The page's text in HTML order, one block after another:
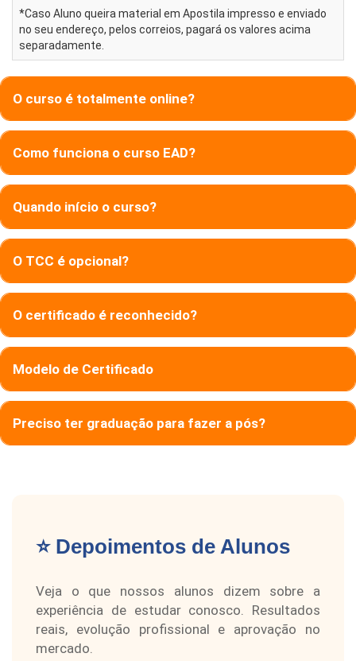
*Caso Aluno queira material em Apostila impresso e enviado
no seu endereço, pelos correios, pagará os valores acima
separadamente.
O curso é totalmente online?
Como funciona o curso EAD?
Quando início o curso?
O TCC é opcional?
O certificado é reconhecido?
Modelo de Certificado
Preciso ter graduação para fazer a pós?
⭐ Depoimentos de Alunos
Veja o que nossos alunos dizem sobre a
experiência de estudar conosco. Resultados
reais, evolução profissional e aprovação no
mercado.